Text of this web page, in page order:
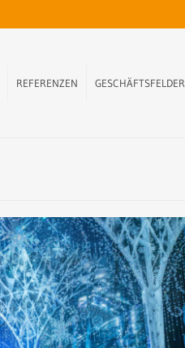
REFERENZEN GESCHÄFTSFELDER